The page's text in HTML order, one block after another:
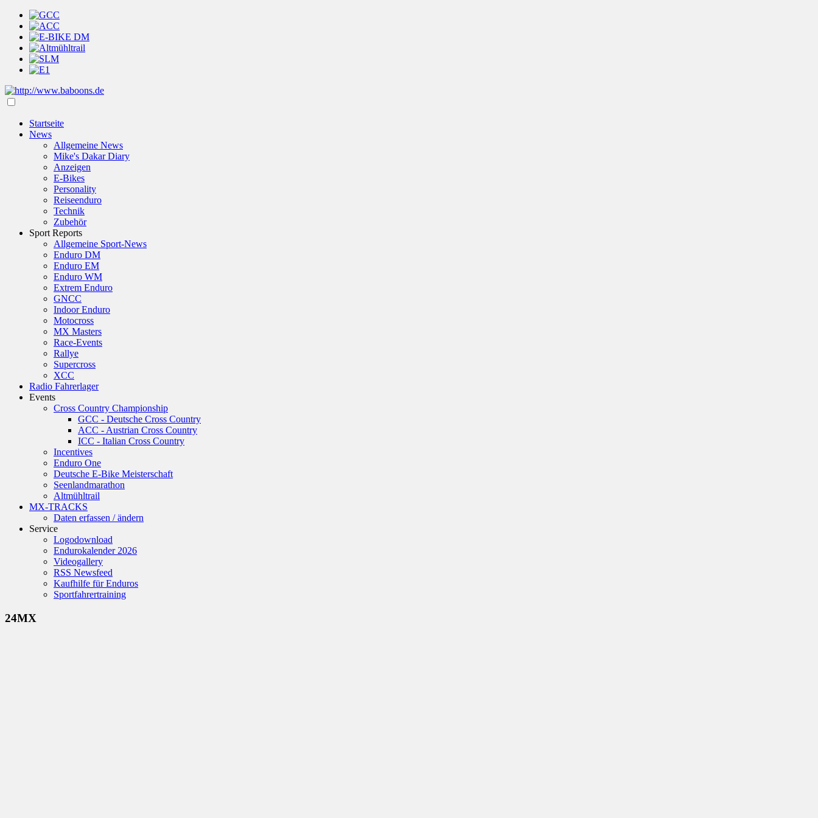
Startseite
News
Allgemeine News
Mike's Dakar Diary
Anzeigen
E-Bikes
Personality
Reiseenduro
Technik
Zubehör
Sport Reports
Allgemeine Sport-News
Enduro DM
Enduro EM
Enduro WM
Extrem Enduro
GNCC
Indoor Enduro
Motocross
MX Masters
Race-Events
Rallye
Supercross
XCC
Radio Fahrerlager
Events
Cross Country Championship
GCC - Deutsche Cross Country
ACC - Austrian Cross Country
ICC - Italian Cross Country
Incentives
Enduro One
Deutsche E-Bike Meisterschaft
Seenlandmarathon
Altmühltrail
MX-TRACKS
Daten erfassen / ändern
Service
Logodownload
Endurokalender 2026
Videogallery
RSS Newsfeed
Kaufhilfe für Enduros
Sportfahrertraining
24MX